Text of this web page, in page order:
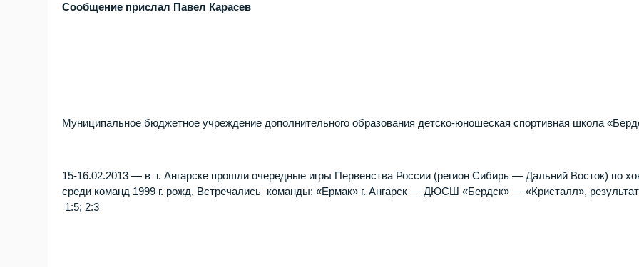
Сообщение прислал Павел Карасев
Муниципальное бюджетное учреждение дополнительного образования детско-юношеская спортивная школа
15-16.02.2013 — в г. Ангарске прошли очередные игры Первенства России (регион Сибирь — Дальний Восток) по
среди команд 1999 г. рожд. Встречались команды: «Ермак» г. Ангарск — ДЮСШ «Бердск» — «Кристалл»,
1:5; 2:3